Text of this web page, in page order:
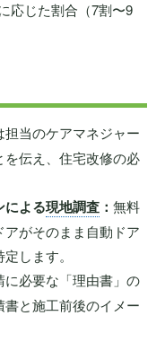
応じた割合（7割〜9
担当のケアマネジャー
伝え、住宅改修の必
による現地調査 ： 無料
がそのまま自動ドア
します。
に必要な「理由書」の
と施工前後のイメー